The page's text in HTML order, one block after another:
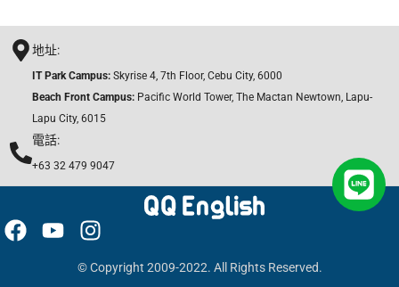
地址:
IT Park Campus: Skyrise 4, 7th Floor, Cebu City, 6000
Beach Front Campus: Pacific World Tower, The Mactan Newtown, Lapu-
Lapu City, 6015
電話:
+63 32 479 9047
F
Y
I
s
© Copyright 2009-2022. All Rights Reserved.